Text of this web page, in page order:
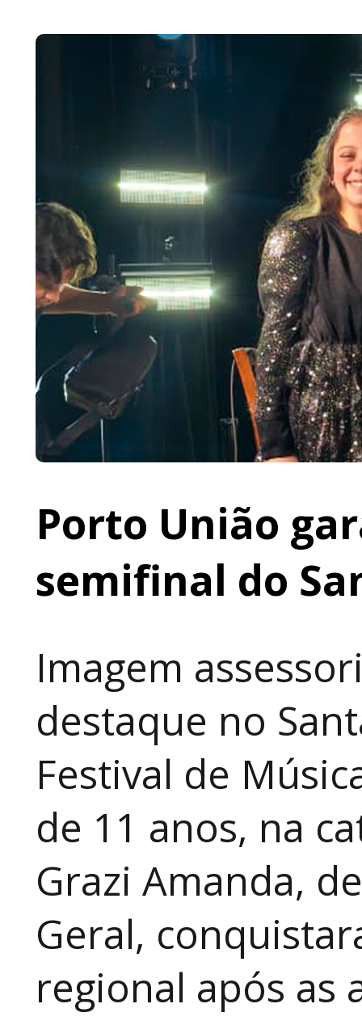
Porto União
semifinal do
Imagem
destaque no
Festival de
de 11 anos, na
Grazi Amanda,
Geral,
regional após as